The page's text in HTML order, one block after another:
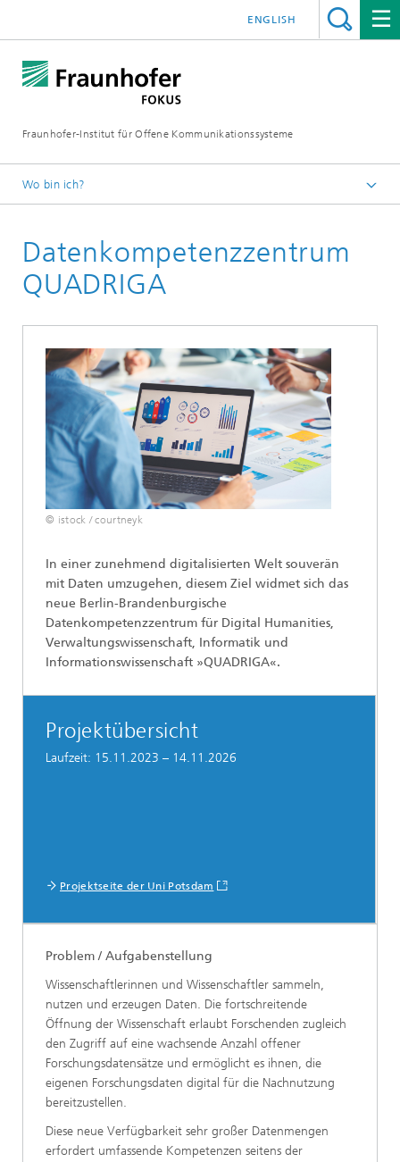
Fraunhofer-Institut für Offene Kommunikationssysteme
ENGLISH
Wo bin ich?
Digital Public Services
Projekte
Datenkompetenzzentrum
QUADRIGA
© istock / courtneyk
In einer zunehmend digitalisierten Welt souverän
mit Daten umzugehen, diesem Ziel widmet sich das
neue Berlin-Brandenburgische
Datenkompetenzzentrum für Digital Humanities,
Verwaltungswissenschaft, Informatik und
Informationswissenschaft »QUADRIGA«.
Projektübersicht
Laufzeit: 15.11.2023 – 14.11.2026
Projektseite der Uni Potsdam
Problem / Aufgabenstellung
Wissenschaftlerinnen und Wissenschaftler sammeln,
nutzen und erzeugen Daten. Die fortschreitende
Öffnung der Wissenschaft erlaubt Forschenden zugleich
den Zugriff auf eine wachsende Anzahl offener
Forschungsdatensätze und ermöglicht es ihnen, die
eigenen Forschungsdaten digital für die Nachnutzung
bereitzustellen.
Diese neue Verfügbarkeit sehr großer Datenmengen
erfordert umfassende Kompetenzen seitens der